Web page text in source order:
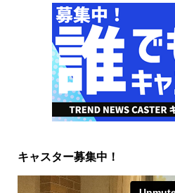
キャスター募集中！